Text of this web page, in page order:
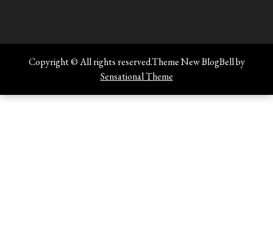
Copyright © All rights reserved.Theme New BlogBell by
Sensational Theme